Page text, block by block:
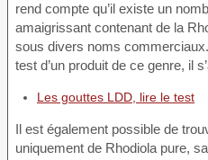
rend compte qu’il existe un
amaigrissant contenant de la
sous divers noms
test d’un produit de ce genre, il
Les gouttes LDD, lire le test
Il est également possible de
uniquement de Rhodiola pure,